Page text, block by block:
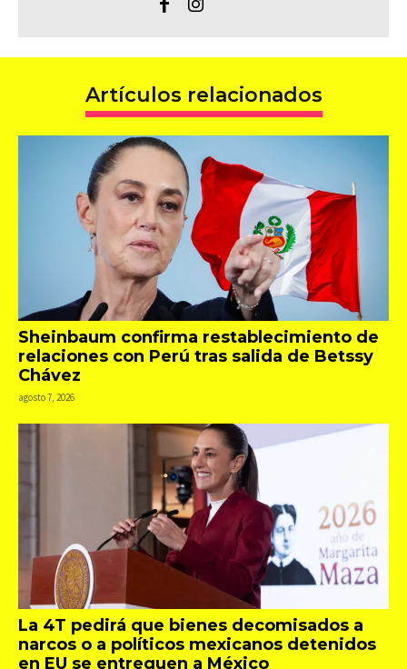
Artículos relacionados
Sheinbaum confirma restablecimiento de
relaciones con Perú tras salida de Betssy
Chávez
agosto 7, 2026
La 4T pedirá que bienes decomisados a
narcos o a políticos mexicanos detenidos
en EU se entreguen a México